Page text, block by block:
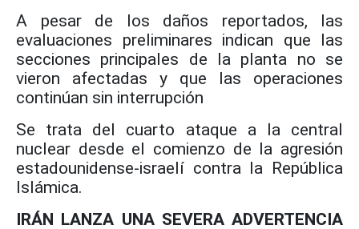
A pesar de los daños reportados, las
evaluaciones preliminares indican que las
secciones principales de la planta no se
vieron afectadas y que las operaciones
continúan sin interrupción
Se trata del cuarto ataque a la central
nuclear desde el comienzo de la agresión
estadounidense-israelí contra la República
Islámica.
IRÁN LANZA UNA SEVERA ADVERTENCIA